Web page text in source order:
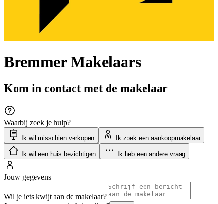
Bremmer Makelaars
Kom in contact met de makelaar
Waarbij zoek je hulp?
Ik wil misschien verkopen Ik zoek een aankoopmakelaar
Ik wil een huis bezichtigen Ik heb een andere vraag
Jouw gegevens
Wil je iets kwijt aan de makelaar?